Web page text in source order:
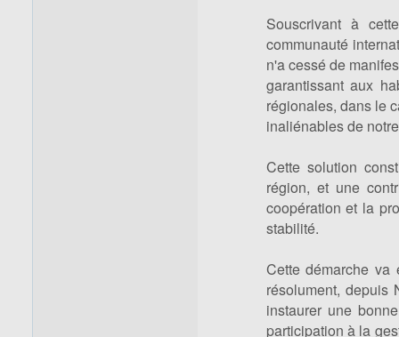
Souscrivant à
communauté
n'a cessé de
garantissant aux
régionales, dans le
inaliénables de
Cette solution
région, et une
coopération et la
stabilité.
Cette démarche
résolument, depuis
instaurer une
participation à la